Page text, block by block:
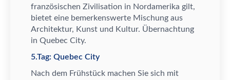
französischen Zivilisation in Nordamerika gilt,
bietet eine bemerkenswerte Mischung aus
Architektur, Kunst und Kultur. Übernachtung
in Quebec City.
5.Tag: Quebec City
Nach dem Frühstück machen Sie sich mit